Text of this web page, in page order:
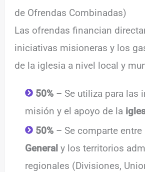
de Ofrendas Combinadas)
Las ofrendas financian
iniciativas misioneras y los
de la iglesia a nivel local y
50% – Se utiliza para las
misión y el apoyo de la
50% – Se comparte entre
General y los territorios
regionales (Divisiones,